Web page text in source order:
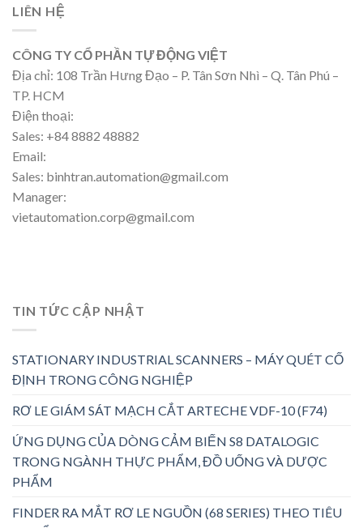
LIÊN HỆ
CÔNG TY CỔ PHẦN TỰ ĐỘNG VIỆT
Địa chỉ: 108 Trần Hưng Đạo – P. Tân Sơn Nhì – Q. Tân Phú –
TP. HCM
Điện thoại:
Sales: +84 8882 48882
Email:
Sales: binhtran.automation@gmail.com
Manager:
vietautomation.corp@gmail.com
TIN TỨC CẬP NHẬT
STATIONARY INDUSTRIAL SCANNERS – MÁY QUÉT CỐ
ĐỊNH TRONG CÔNG NGHIỆP
RƠ LE GIÁM SÁT MẠCH CẮT ARTECHE VDF-10 (F74)
ỨNG DỤNG CỦA DÒNG CẢM BIẾN S8 DATALOGIC
TRONG NGÀNH THỰC PHẨM, ĐỒ UỐNG VÀ DƯỢC
PHẨM
FINDER RA MẮT RƠ LE NGUỒN (68 SERIES) THEO TIÊU